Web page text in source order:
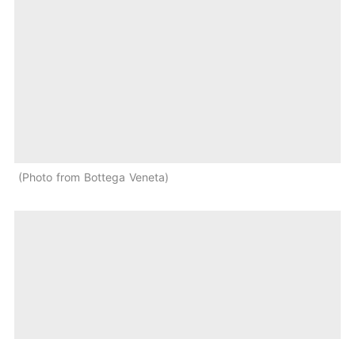
Photo from Bottega Veneta